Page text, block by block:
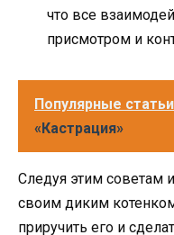
что все
присмотром и
Популярные статьи
«Кастрация»
Следуя этим советам
своим диким
приручить его и